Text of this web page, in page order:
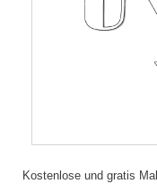
Kostenlose und gratis